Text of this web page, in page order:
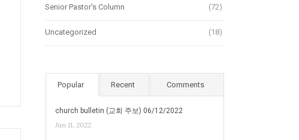
Senior Pastor's Column (72)
Uncategorized (18)
Popular Recent Comments
church bulletin (교회 주보) 06/12/2022
Jun 11, 2022